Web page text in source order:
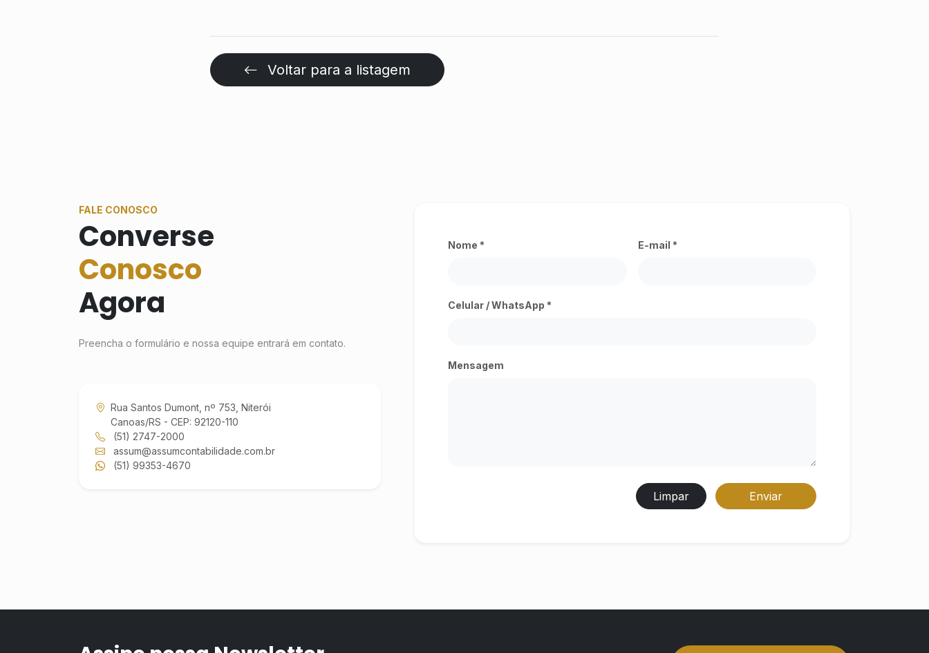
Voltar para a listagem
FALE CONOSCO
Converse
Conosco
Agora
Preencha o formulário e nossa equipe entrará em contato.
Rua Santos Dumont, nº 753, Niterói
Canoas/RS - CEP: 92120-110
(51) 2747-2000
assum@assumcontabilidade.com.br
(51) 99353-4670
Nome * E-mail *
Celular / WhatsApp *
Mensagem
Limpar Enviar